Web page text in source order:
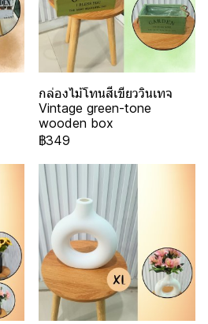
กล่องไม้โทนสีเขียววินเทจ
Vintage green-tone
wooden box
฿349